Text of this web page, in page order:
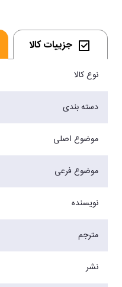
جزییات کالا
نوع کالا
دسته بندی
موضوع اصلی
موضوع فرعی
نویسنده
مترجم
نشر